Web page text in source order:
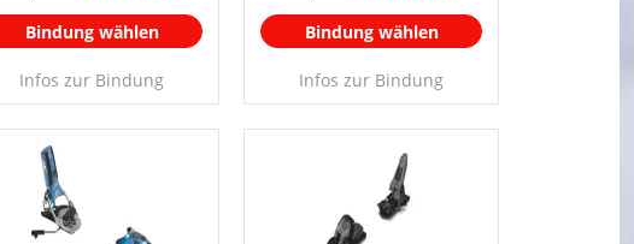
Bindung wählen
Infos zur Bindung
Bindung wählen
Infos zur Bindung